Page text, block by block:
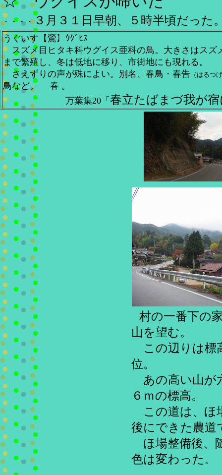
・・・・３月３１日早朝、５時半頃だっ
うぐいす【鶯】ｳｸﾞﾋｽ
スズメ目ヒタキ科ウグイス亜科の鳥。大きさはスズ
まで繁殖し、冬は低地に移り、市街地にも現れる。
さえずりの声が殊によい。別名、春鳥・春告 （はるつ
鳥など。 春 。
万葉集20「 春立たばまづ我が
村の一番下の
山を望む。
この辺りは標
位。
あの高い山が
６ｍの標高。
この道は、ほ
後にできた農道
ほ場整備後、
色は変わった 。